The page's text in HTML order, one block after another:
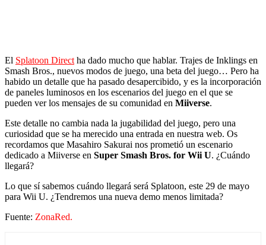
El Splatoon Direct ha dado mucho que hablar. Trajes de Inklings en
Smash Bros., nuevos modos de juego, una beta del juego… Pero ha
habido un detalle que ha pasado desapercibido, y es la incorporación
de paneles luminosos en los escenarios del juego en el que se
pueden ver los mensajes de su comunidad en Miiverse.
Este detalle no cambia nada la jugabilidad del juego, pero una
curiosidad que se ha merecido una entrada en nuestra web. Os
recordamos que Masahiro Sakurai nos prometió un escenario
dedicado a Miiverse en Super Smash Bros. for Wii U. ¿Cuándo
llegará?
Lo que sí sabemos cuándo llegará será Splatoon, este 29 de mayo
para Wii U. ¿Tendremos una nueva demo menos limitada?
Fuente: ZonaRed.